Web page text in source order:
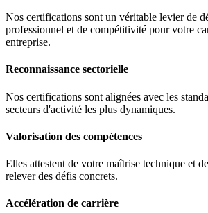
Nos certifications sont un véritable levier de
professionnel et de compétitivité pour votre
entreprise.
Reconnaissance sectorielle
Nos certifications sont alignées avec les
secteurs d'activité les plus dynamiques.
Valorisation des compétences
Elles attestent de votre maîtrise technique et
relever des défis concrets.
Accélération de carrière